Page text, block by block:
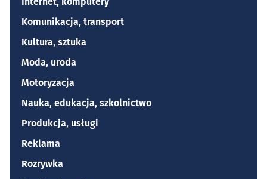
Komunikacja, transport
Kultura, sztuka
Moda, uroda
Motoryzacja
Nauka, edukacja, szkolnictwo
Produkcja, usługi
Reklama
Rozrywka